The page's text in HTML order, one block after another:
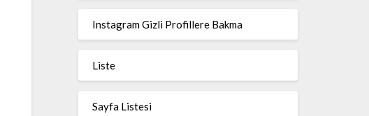
Instagram Gizli Profillere Bakma
Liste
Sayfa Listesi